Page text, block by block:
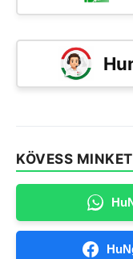
KÖVESS